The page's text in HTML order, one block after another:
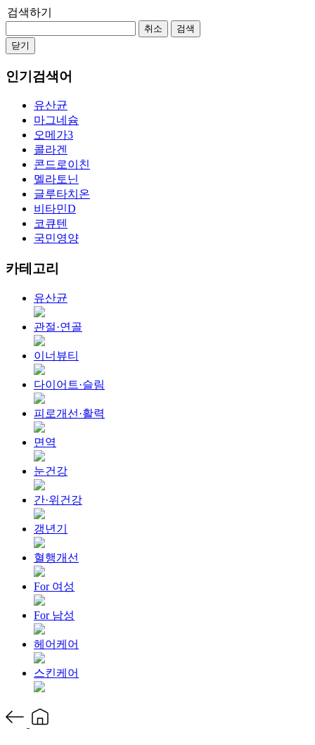
검색하기
취소
검색
닫기
인기검색어
유산균
마그네슘
오메가3
콜라겐
콘드로이친
멜라토닌
글루타치온
비타민D
코큐텐
국민영양
카테고리
유산균
관절·연골
이너뷰티
다이어트·슬림
피로개선·활력
면역
눈건강
간·위건강
갱년기
혈행개선
For 여성
For 남성
헤어케어
스킨케어